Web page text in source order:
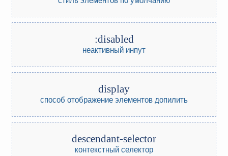
:disabled
неактивный инпут
display
способ отображение элементов допилить
descendant-selector
контекстный селектор